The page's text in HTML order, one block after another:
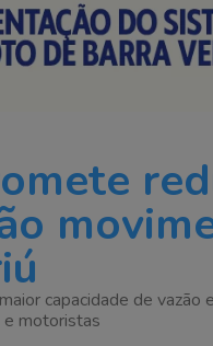
capacidade de
e motoristas